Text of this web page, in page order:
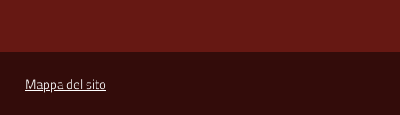
Mappa del sito